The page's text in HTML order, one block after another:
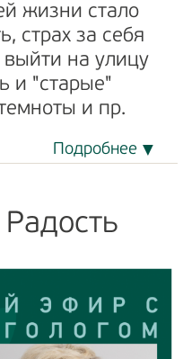
жизни стало
страх за себя
выйти на улицу
и "старые"
и пр.
Подробнее